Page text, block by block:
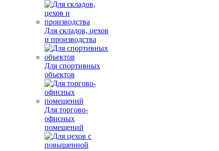
Для складов, цехов
и производства
Для спортивных
объектов
Для торгово-
офисных
помещений